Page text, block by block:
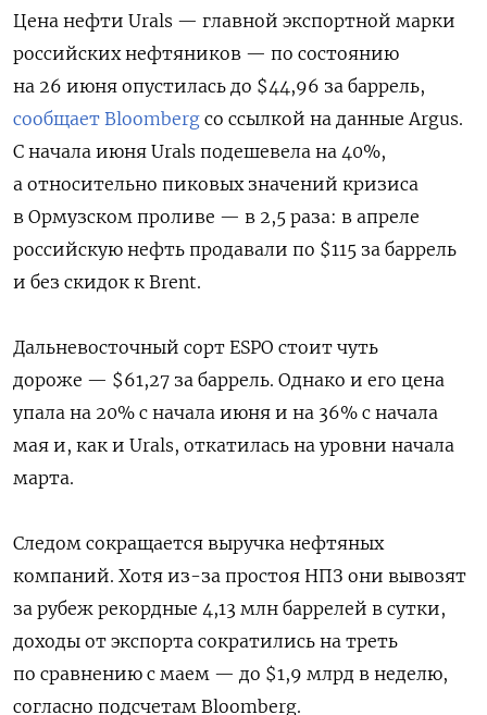
Цена нефти Urals — главной экспортной марки
российских нефтяников — по состоянию
на 26 июня опустилась до $44,96 за баррель,
сообщает Bloomberg со ссылкой на данные Argus.
С начала июня Urals подешевела на 40%,
а относительно пиковых значений кризиса
в Ормузском проливе — в 2,5 раза: в апреле
российскую нефть продавали по $115 за баррель
и без скидок к Brent.
Дальневосточный сорт ESPO стоит чуть
дороже — $61,27 за баррель. Однако и его цена
упала на 20% с начала июня и на 36% с начала
мая и, как и Urals, откатилась на уровни начала
марта.
Следом сокращается выручка нефтяных
компаний. Хотя из-за простоя НПЗ они вывозят
за рубеж рекордные 4,13 млн баррелей в сутки,
доходы от экспорта сократились на треть
по сравнению с маем — до $1,9 млрд в неделю,
согласно подсчетам Bloomberg.